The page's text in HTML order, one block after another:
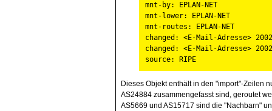
mnt-by: EPLAN-NET
mnt-lower: EPLAN-NET
mnt-routes: EPLAN-NET
changed: <E-Mail-Adresse>
changed: <E-Mail-Adresse>
source: RIPE
Dieses Objekt enthält in den "import"-Zeilen
AS24884 zusammengefasst sind, geroutet
AS5669 und AS15717 sind die "Nachbarn"